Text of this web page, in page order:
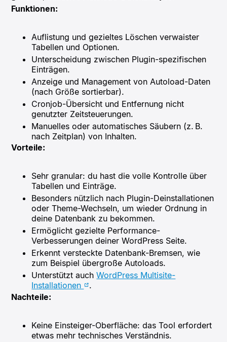
Funktionen:
Auflistung und gezieltes Löschen verwaister
Tabellen und Optionen.
Unterscheidung zwischen Plugin-spezifischen
Einträgen.
Anzeige und Management von Autoload-Daten
(nach Größe sortierbar).
Cronjob-Übersicht und Entfernung nicht
genutzter Zeitsteuerungen.
Manuelles oder automatisches Säubern (z. B.
nach Zeitplan) von Inhalten.
Vorteile:
Sehr granular: du hast die volle Kontrolle über
Tabellen und Einträge.
Besonders nützlich nach Plugin-Deinstallationen
oder Theme-Wechseln, um wieder Ordnung in
deine Datenbank zu bekommen.
Ermöglicht gezielte Performance-
Verbesserungen deiner WordPress Seite.
Erkennt versteckte Datenbank-Bremsen, wie
zum Beispiel übergroße Autoloads.
Unterstützt auchWordPress Multisite-
Installationen
.
Nachteile:
Keine Einsteiger-Oberfläche: das Tool erfordert
etwas mehr technisches Verständnis.